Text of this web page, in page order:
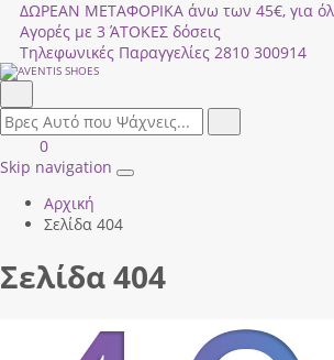
ΔΩΡΕΑΝ ΜΕΤΑΦΟΡΙΚΑ άνω των 45€, για
Αγορές με 3 ΆΤΟΚΕΣ δόσεις
Τηλεφωνικές Παραγγελίες 2810 300914
field.search
Είσοδος
|
ΚΑΛΑΘΙ
ΑΓΟΡΩΝ
0
Skip navigation
Toggle
Αρχική
Σελίδα 404
Σελίδα 404